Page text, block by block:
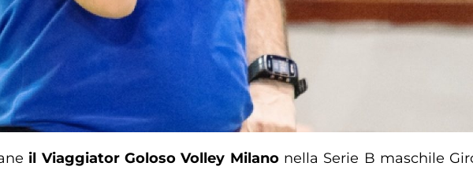
il Viaggiator Goloso Volley Milanonella Serie B maschile